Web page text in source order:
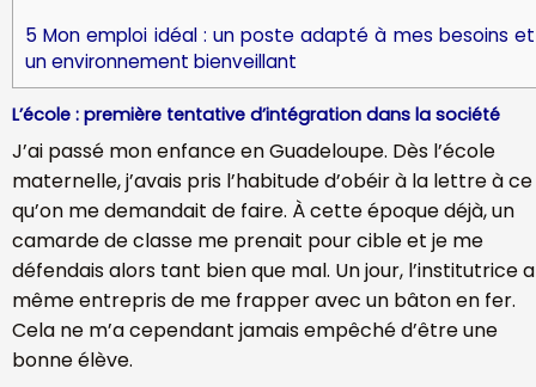
5 Mon emploi idéal : un poste adapté à mes besoins et
un environnement bienveillant
L’école : première tentative d’intégration dans la société
J’ai passé mon enfance en Guadeloupe. Dès l’école
maternelle, j’avais pris l’habitude d’obéir à la lettre à ce
qu’on me demandait de faire. À cette époque déjà, un
camarde de classe me prenait pour cible et je me
défendais alors tant bien que mal. Un jour, l’institutrice a
même entrepris de me frapper avec un bâton en fer.
Cela ne m’a cependant jamais empêché d’être une
bonne élève.